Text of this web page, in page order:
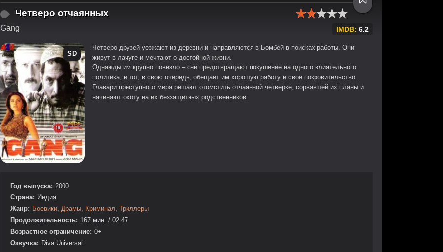
Четверо отчаянных
Gang IMDB: 6.2
SD
Четверо друзей уезжают из деревни и направляются в Бомбей в поисках работы. Они
живут в лачуге и мечтают о достойной жизни.
Однажды им крупно повезло – они предотвращают покушение на одного влиятельного
политика, и тот, в свою очередь, обещает им хорошую работу и свое покровительство.
Главари преступного мира решают отомстить отчаянной четверке, сорвавшей их планы и
начинают охоту на их беззащитных родственников.
Год выпуска: 2000
Страна: Индия
Жанр: Боевики Драмы Криминал Триллеры
Продолжительность: 167 мин. / 02:47
Возрастное ограничение: 0+
Озвучка: Diva Universal